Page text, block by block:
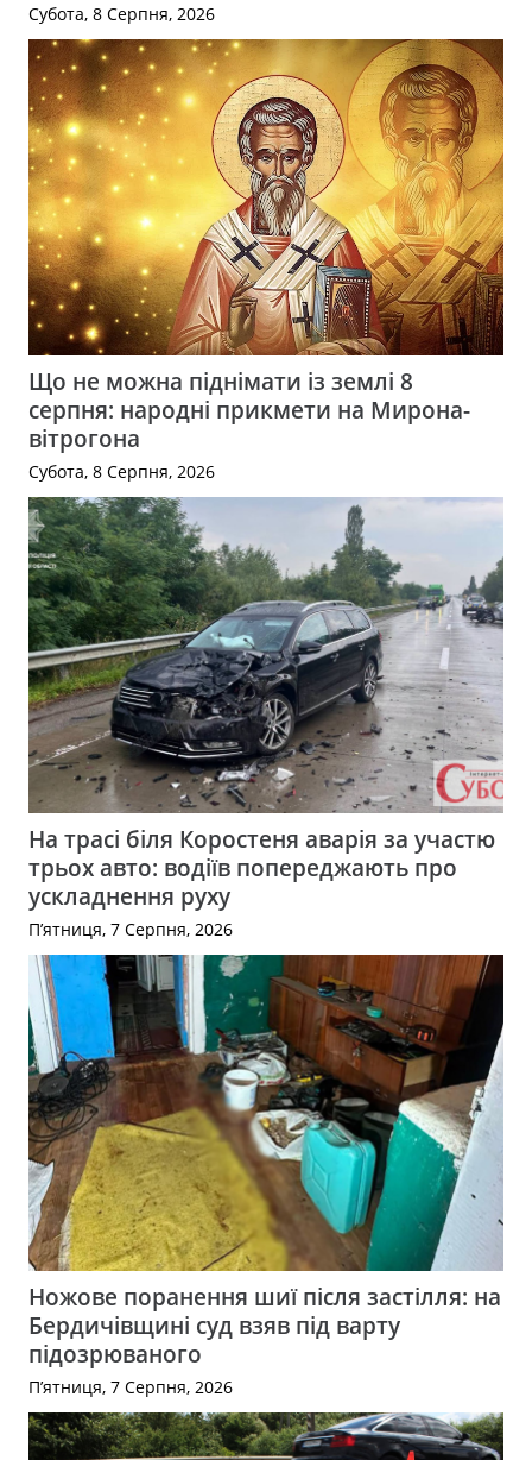
Субота, 8 Серпня, 2026
Що не можна піднімати із землі 8
серпня: народні прикмети на Мирона-
вітрогона
Субота, 8 Серпня, 2026
На трасі біля Коростеня аварія за участю
трьох авто: водіїв попереджають про
ускладнення руху
П’ятниця, 7 Серпня, 2026
Ножове поранення шиї після застілля: на
Бердичівщині суд взяв під варту
підозрюваного
П’ятниця, 7 Серпня, 2026